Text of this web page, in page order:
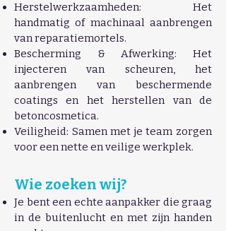
Herstelwerkzaamheden: Het
handmatig of machinaal aanbrengen
van reparatiemortels.
Bescherming & Afwerking: Het
injecteren van scheuren, het
aanbrengen van beschermende
coatings en het herstellen van de
betoncosmetica.
Veiligheid: Samen met je team zorgen
voor een nette en veilige werkplek.
Wie zoeken wij?
Je bent een echte aanpakker die graag
in de buitenlucht en met zijn handen